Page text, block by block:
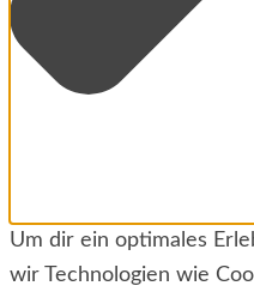
Um dir ein optimales
wir Technologien wie